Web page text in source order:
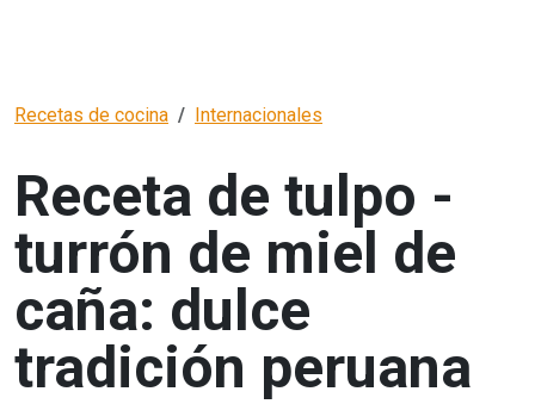
Recetas de cocina Internacionales
Receta de tulpo -
turrón de miel de
caña: dulce
tradición peruana